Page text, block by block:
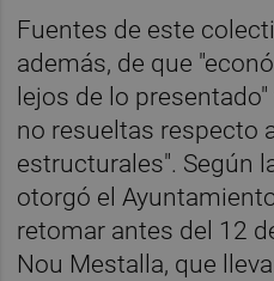
Fuentes de este
además, de que
lejos de lo
no resueltas respecto
estructurales". Según
otorgó el
retomar antes del 12
Nou Mestalla, que